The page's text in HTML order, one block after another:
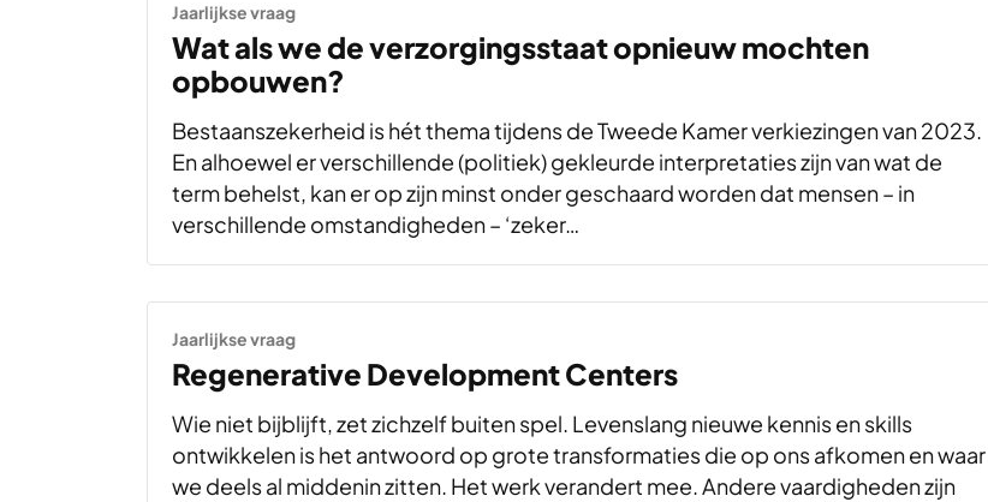
Jaarlijkse vraag
Wat als we de verzorgingsstaat opnieuw mochten
opbouwen?
Bestaanszekerheid is hét thema tijdens de Tweede Kamer verkiezingen van 2023.
En alhoewel er verschillende (politiek) gekleurde interpretaties zijn van wat de
term behelst, kan er op zijn minst onder geschaard worden dat mensen – in
verschillende omstandigheden – ‘zeker…
Jaarlijkse vraag
Regenerative Development Centers
Wie niet bijblijft, zet zichzelf buiten spel. Levenslang nieuwe kennis en skills
ontwikkelen is het antwoord op grote transformaties die op ons afkomen en waar
we deels al middenin zitten. Het werk verandert mee. Andere vaardigheden zijn